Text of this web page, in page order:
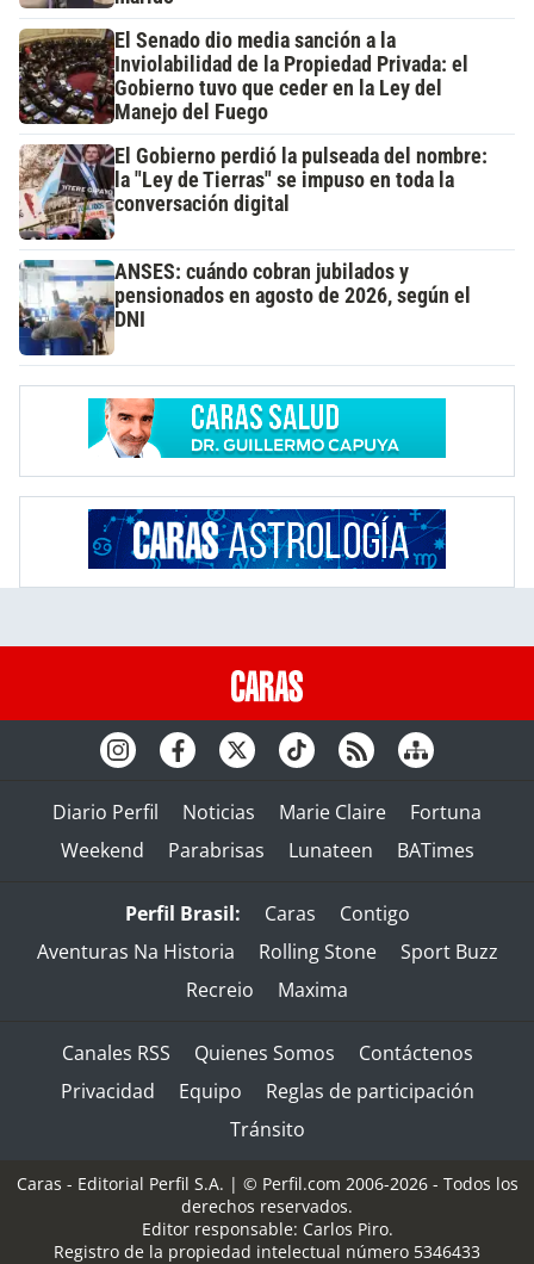
El Senado dio media sanción a la
Inviolabilidad de la Propiedad Privada: el
Gobierno tuvo que ceder en la Ley del
Manejo del Fuego
El Gobierno perdió la pulseada del nombre:
la "Ley de Tierras" se impuso en toda la
conversación digital
ANSES: cuándo cobran jubilados y
pensionados en agosto de 2026, según el
DNI
Diario Perfil Noticias Marie Claire
Fortuna
Weekend
Parabrisas Lunateen BATimes
Perfil Brasil: Caras
Contigo
Aventuras Na Historia
Rolling Stone
Sport Buzz
Recreio
Maxima
Canales RSS Quienes Somos
Contáctenos
Privacidad
Equipo
Reglas de participación
Tránsito
Caras - Editorial Perfil S.A. | © Perfil.com 2006-2026 - Todos los
derechos reservados.
Editor responsable: Carlos Piro.
Registro de la propiedad intelectual número 5346433